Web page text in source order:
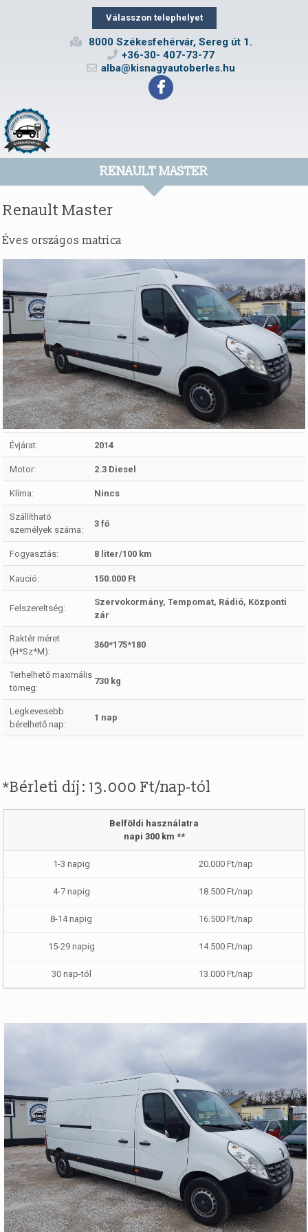
Válasszon telephelyet
8000 Székesfehérvár, Sereg út 1.
+36-30- 407-73-77
alba@kisnagyautoberles.hu
RENAULT MASTER
Renault Master
Éves országos matrica
Évjárat: 2014
Motor: 2.3 Diesel
Klíma: Nincs
Szállítható
személyek száma:
3 fő
Fogyasztás: 8 liter/100 km
Kaució: 150.000 Ft
Felszereltség:
Szervokormány, Tempomat, Rádió, Központi
zár
Raktér méret
(H*Sz*M):
360*175*180
Terhelhető maximális
tömeg:
730 kg
Legkevesebb
bérelhető nap:
1 nap
*Bérleti díj: 13.000 Ft/nap-tól
Belföldi használatra
napi 300 km **
20.000 Ft/nap
18.500 Ft/nap
16.500 Ft/nap
14.500 Ft/nap
13.000 Ft/nap